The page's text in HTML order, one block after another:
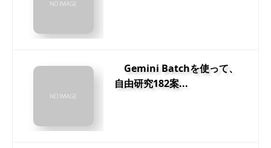
Gemini Batchを使って、
自由研究182案...